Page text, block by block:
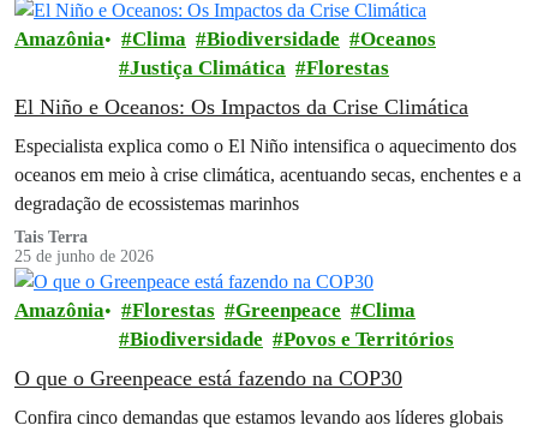
Amazônia Clima Biodiversidade
Oceanos
Justiça Climática
Florestas
El Niño e Oceanos: Os Impactos da Crise Climática
Especialista explica como o El Niño intensifica o aquecimento dos
oceanos em meio à crise climática, acentuando secas, enchentes e a
degradação de ecossistemas marinhos
Tais Terra
25 de junho de 2026
Amazônia Florestas Greenpeace
Clima
Biodiversidade
Povos e Territórios
O que o Greenpeace está fazendo na COP30
Confira cinco demandas que estamos levando aos líderes globais